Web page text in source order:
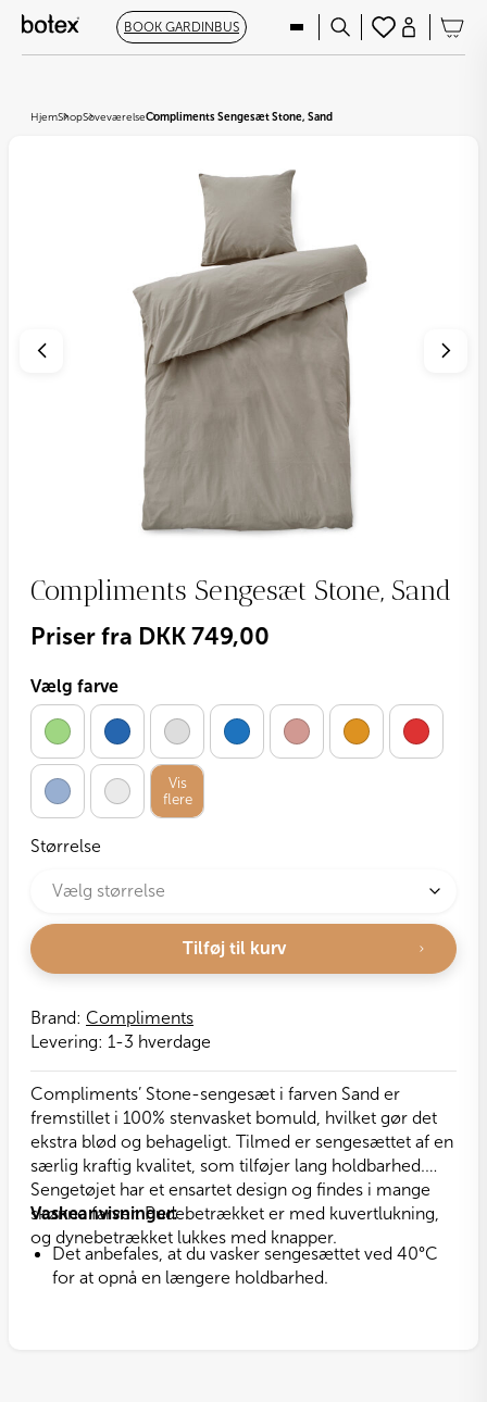
BOOK GARDINBUS
HjemShopSoveværelseCompliments Sengesæt Stone, Sand
Compliments Sengesæt Stone, Sand
Brand: Compliments
Levering: 1-3 hverdage
Compliments’ Stone-sengesæt i farven Sand er
fremstillet i 100% stenvasket bomuld, hvilket gør det
ekstra blød og behageligt. Tilmed er sengesættet af en
særlig kraftig kvalitet, som tilføjer lang holdbarhed.
Sengetøjet har et ensartet design og findes i mange
skønne farver. Pudebetrækket er med kuvertlukning,
og dynebetrækket lukkes med knapper.
Vaskeanvisninger:
Det anbefales, at du vasker sengesættet ved 40°C
for at opnå en længere holdbarhed.
Priser fra DKK 749,00
Vælg farve
Vis
flere
Størrelse
Tilføj til kurv